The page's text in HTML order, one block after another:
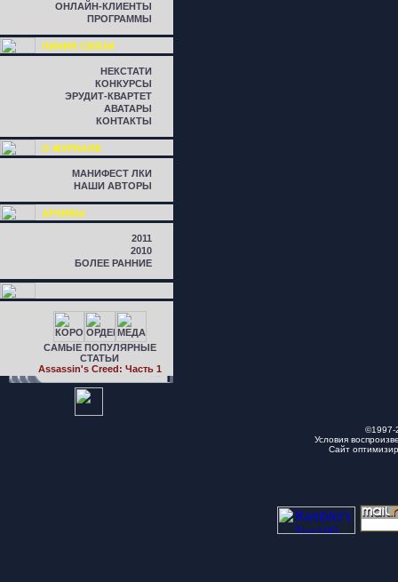
ОНЛАЙН-КЛИЕНТЫ
ПРОГРАММЫ
ЛИНИЯ СВЯЗИ
НЕКСТАТИ
КОНКУРСЫ
ЭРУДИТ-КВАРТЕТ
АВАТАРЫ
КОНТАКТЫ
О ЖУРНАЛЕ
МАНИФЕСТ ЛКИ
НАШИ АВТОРЫ
АРХИВЫ
2011
2010
БОЛЕЕ РАННИЕ
САМЫЕ ПОПУЛЯРНЫЕ
СТАТЬИ
Assassin's Creed: Часть 1
Условия
Сайт